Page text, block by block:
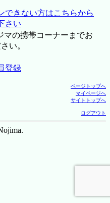
できない方はこちらから
さい
の携帯コーナーまでお
い。
登録
ページトップへ
マイページへ
サイトトップへ
ログアウト